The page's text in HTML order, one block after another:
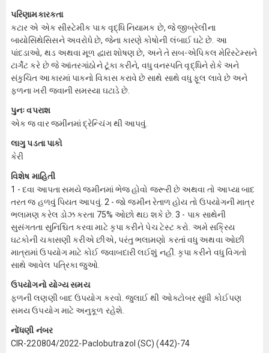
પરિણામકારકતા
કટાર એ એક સીસ્ટેમીક પાક વૃદ્ધિ નિયામક છે, જે જીબ્રેલીના
બાયોસિંથેસિસને અવરોધે છે, જેના કારણે કોષોની લંબાઈ ઘટે છે. આ
પાંદડાઓ, થડ અથવા મૂળ દ્વારા શોષણ છે, અને તે સબ-એપિકલ મેરિસ્ટેમ્સને
ટાર્ગેટ કરે છે જે આંતરગાંઠોને ટૂંકા કરીને, વધુ વનસ્પતિ વૃદ્ધિને રોકે અને
સંકુચિત આકારમાં પાકનો વિકાસ કરાવે છે સાથે સાથે વધુ ફૂલ લાવે છે અને
ફળના ખરી જવાની સમસ્યા ઘટાડે છે.
પુનઃ વપરાશ
એક જ વાર જમીનમાં દ્રેન્ચિંગ થી આપવું.
લાગુ પડતા પાકો
કેરી
વિશેષ માહિતી
1 - દવા આપતા સમયે જમીનમાં ભેજ હોવો જરૂરી છે અથવા તો આપ્યા બાદ
તરત જ હળવું પિયત આપવું. 2 - જો જમીન રેતાળ હોય તો ઉપયોગની માત્ર
ભલામણ કરેલ ડોઝ કરતા 75% ઓછો થઇ શકે છે. 3 - પાક સાથેની
સુસંગતતા સુનિશ્ચિત કરવા માટે કૃપા કરીને પેચ ટેસ્ટ કરો. અમે સક્રિય
ઘટકોની ચકાસણી કરીએ છીએ, પરંતુ ભલામણો કરતાં વધુ અથવા ઓછી
માત્રામાં ઉપયોગ માટે કોઈ જવાબદારી લઈશું નહીં. કૃપા કરીને વધુ વિગતો
સાથે આવેલ પત્રિકા જુઓ.
ઉપયોગનો યોગ્ય સમય
ફળની લણણી બાદ ઉપયોગ કરવો. જુલાઈ થી ઓક્ટોબર સુધી કોઈપણ
સમય ઉપયોગ માટે અનુકૂળ રહેશે.
નોંધણી નંબર
CIR-220804/2022-Paclobutrazol (SC) (442)-74